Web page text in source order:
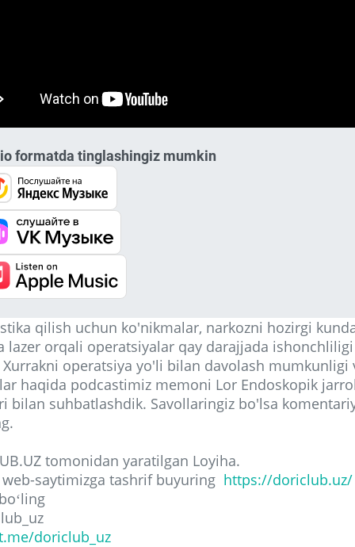
formatda tinglashingiz mumkin
qilish uchun ko'nikmalar, narkozni hozirgi
lazer orqali operatsiyalar qay darajjada ishonchliligi
operatsiya yo'li bilan davolash mumkunligi
haqida podcastimiz memoni Lor Endoskopik
bilan suhbatlashdik. Savollaringiz bo'lsa
tomonidan yaratilgan Loyiha.
saytimizga tashrif buyuring https://doriclub.uz/
doriclub_uz